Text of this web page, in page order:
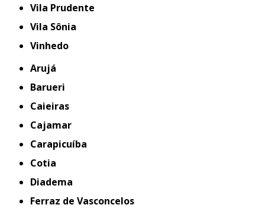
Vila Prudente
Vila Sônia
Vinhedo
Arujá
Barueri
Caieiras
Cajamar
Carapicuíba
Cotia
Diadema
Ferraz de Vasconcelos